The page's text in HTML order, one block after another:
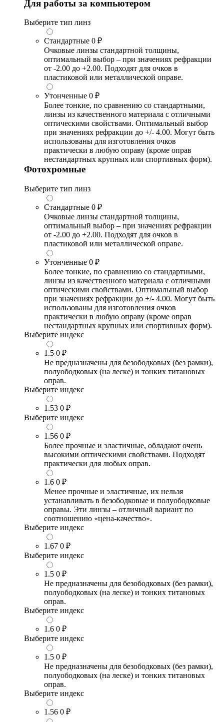
Для работы за компьютером
Выберите тип линз
Стандартные 0 ₽
Очковые линзы стандартной толщины,
оптимальный выбор – при значениях рефракции
от -2.00 до +2.00. Подходят для очков в
пластиковой или металлической оправе.
Утонченные 0 ₽
Более тонкие, по сравнению со стандартными,
линзы из качественного материала с отличными
оптическими свойствами. Оптимальный выбор
при значениях рефракции до +/- 4.00. Могут быть
использованы для изготовления очков
практически в любую оправу (кроме оправ
нестандартных крупных или спортивных форм).
Фотохромные
Выберите тип линз
Стандартные 0 ₽
Очковые линзы стандартной толщины,
оптимальный выбор – при значениях рефракции
от -2.00 до +2.00. Подходят для очков в
пластиковой или металлической оправе.
Утонченные 0 ₽
Более тонкие, по сравнению со стандартными,
линзы из качественного материала с отличными
оптическими свойствами. Оптимальный выбор
при значениях рефракции до +/- 4.00. Могут быть
использованы для изготовления очков
практически в любую оправу (кроме оправ
нестандартных крупных или спортивных форм).
Выберите индекс
1.5 0 ₽
Не предназначены для безободковых (без рамки),
полуободковых (на леске) и тонких титановых
оправ.
Выберите индекс
1.53 0 ₽
Выберите индекс
1.56 0 ₽
Более прочные и эластичные, обладают очень
высокими оптическими свойствами. Подходят
практически для любых оправ.
1.6 0 ₽
Менее прочные и эластичные, их нельзя
устанавливать в безободковые и полуободковые
оправы. Эти линзы – отличный вариант по
соотношению «цена-качество».
Выберите индекс
1.67 0 ₽
Выберите индекс
1.5 0 ₽
Не предназначены для безободковых (без рамки),
полуободковых (на леске) и тонких титановых
оправ.
Выберите индекс
1.6 0 ₽
Выберите индекс
1.5 0 ₽
Не предназначены для безободковых (без рамки),
полуободковых (на леске) и тонких титановых
оправ.
Выберите индекс
1.56 0 ₽